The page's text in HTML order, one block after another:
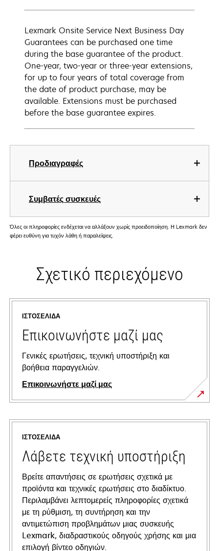
Προδιαγραφές
Συμβατές συσκευές
Lexmark Onsite Service Next Business Day
Guarantees can be purchased one time
during the base guarantee of the product.
One-year, two-year or three-year extensions,
for up to four years of total coverage from
the date of product purchase, may be
available. Extensions must be purchased
before the base guarantee expires.
Όλες οι πληροφορίες ενδέχεται να αλλάξουν χωρίς προειδοποίηση. Η Lexmark δεν
φέρει ευθύνη για τυχόν λάθη ή παραλείψεις.
Σχετικό περιεχόμενο
ΙΣΤΟΣΕΛΊΔΑ
Επικοινωνήστε μαζί μας
Γενικές ερωτήσεις, τεχνική υποστήριξη και
βοήθεια παραγγελιών.
Επικοινωνήστε μαζί μας
ΙΣΤΟΣΕΛΊΔΑ
Λάβετε τεχνική υποστήριξη
Βρείτε απαντήσεις σε ερωτήσεις σχετικά με
προϊόντα και τεχνικές ερωτήσεις στο διαδίκτυο.
Περιλαμβάνει λεπτομερείς πληροφορίες σχετικά
με τη ρύθμιση, τη συντήρηση και την
αντιμετώπιση προβλημάτων μιας συσκευής
Lexmark, διαδραστικούς οδηγούς χρήσης και μια
επιλογή βίντεο οδηγιών.